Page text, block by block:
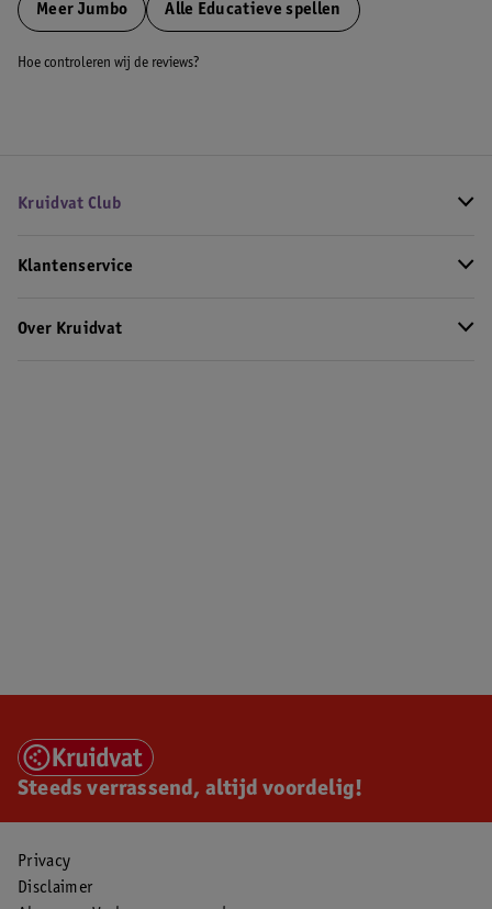
Meer Jumbo Alle Educatieve spellen
Hoe controleren wij de reviews?
Kruidvat Club
Klantenservice
Over Kruidvat
Steeds verrassend, altijd voordelig!
Privacy
Disclaimer